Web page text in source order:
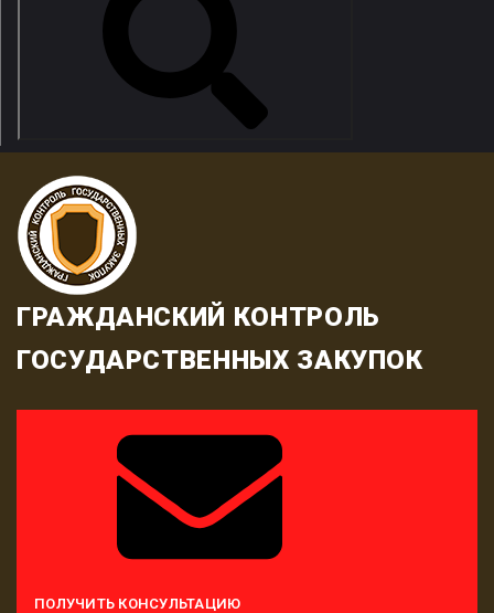
ГРАЖДАНСКИЙ КОНТРОЛЬ
ГОСУДАРСТВЕННЫХ ЗАКУПОК
ПОЛУЧИТЬ КОНСУЛЬТАЦИЮ